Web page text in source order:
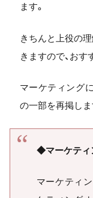
ます。
きちんと上役の
きますので、おす
マーケティング
の一部を再掲しま
◆マーケティ
マーケティ